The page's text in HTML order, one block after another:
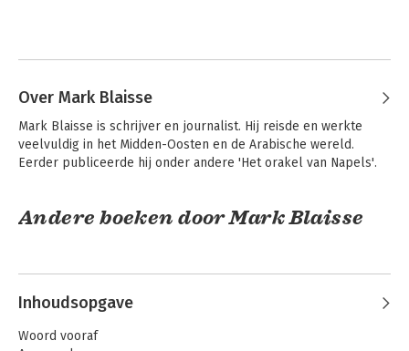
Over Mark Blaisse
Mark Blaisse is schrijver en journalist. Hij reisde en werkte
veelvuldig in het Midden-Oosten en de Arabische wereld.
Eerder publiceerde hij onder andere 'Het orakel van Napels'.
Andere boeken door Mark Blaisse
Inhoudsopgave
Woord vooraf